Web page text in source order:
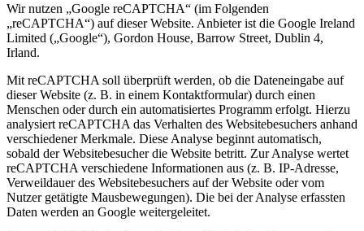
Wir nutzen „Google reCAPTCHA“ (im Folgenden
„reCAPTCHA“) auf dieser Website. Anbieter ist die Google Ireland
Limited („Google“), Gordon House, Barrow Street, Dublin 4,
Irland.
Mit reCAPTCHA soll überprüft werden, ob die Dateneingabe auf
dieser Website (z. B. in einem Kontaktformular) durch einen
Menschen oder durch ein automatisiertes Programm erfolgt. Hierzu
analysiert reCAPTCHA das Verhalten des Websitebesuchers anhand
verschiedener Merkmale. Diese Analyse beginnt automatisch,
sobald der Websitebesucher die Website betritt. Zur Analyse wertet
reCAPTCHA verschiedene Informationen aus (z. B. IP-Adresse,
Verweildauer des Websitebesuchers auf der Website oder vom
Nutzer getätigte Mausbewegungen). Die bei der Analyse erfassten
Daten werden an Google weitergeleitet.